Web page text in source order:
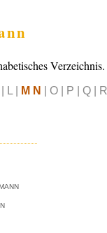
Verzeichnis.
| L | M N | O | P | Q |